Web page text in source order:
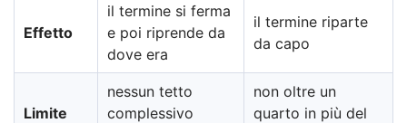
Effetto
il termine si ferma
e poi riprende da
dove era
il termine riparte
da capo
Limite
nessun tetto
complessivo
non oltre un
quarto in più del